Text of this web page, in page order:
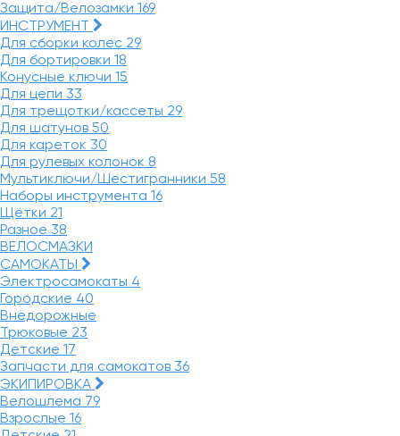
Защита/Велозамки 169
ИНСТРУМЕНТ
Для сборки колес 29
Для бортировки 18
Конусные ключи 15
Для цепи 33
Для трещотки/кассеты 29
Для шатунов 50
Для кареток 30
Для рулевых колонок 8
Мультиключи/Шестигранники 58
Наборы инструмента 16
Щётки 21
Разное 38
ВЕЛОСМАЗКИ
САМОКАТЫ
Электросамокаты 4
Городские 40
Внедорожные
Трюковые 23
Детские 17
Запчасти для самокатов 36
ЭКИПИРОВКА
Велошлема 79
Взрослые 16